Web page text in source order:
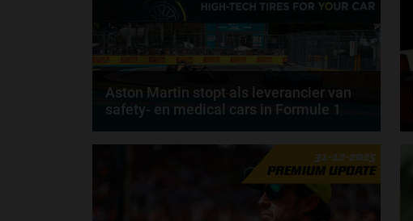
Aston Martin stopt als leverancier van
safety- en medical cars in Formule 1
Aston Martin zal vanaf het Formule 1-seizoen 2026
niet langer actief zijn als leverancier van de...31-12-2025
PREMIUM UPDATE